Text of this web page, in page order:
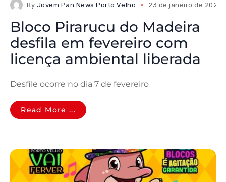
By Jovem Pan News Porto Velho 23 de janeiro de 2026
Bloco Pirarucu do Madeira
desfila em fevereiro com
licença ambiental liberada
Desfile ocorre no dia 7 de fevereiro
Read More ...